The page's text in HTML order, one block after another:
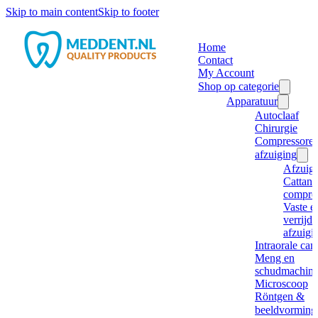
Skip to main contentSkip to footer
Home
Contact
My Account
Shop op categorie
Apparatuur
Autoclaaf
Chirurgie
afzuiging
Cattani
Vaste
Intraorale
Meng en
Microscoop
Röntgen &
beeldvorming